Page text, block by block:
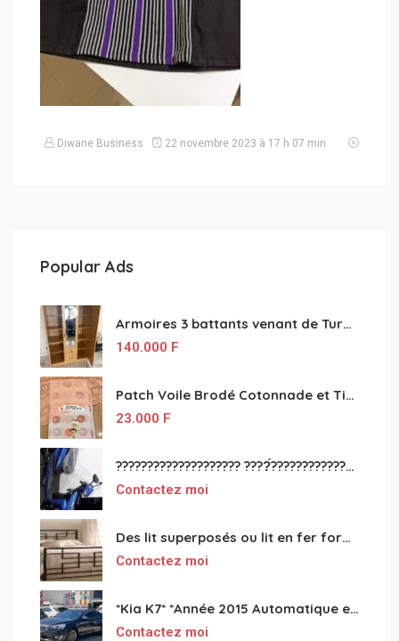
Diwane Business 22 novembre 2023 à 17 h 07 min
Popular Ads
Armoires 3 battants venant de Turquie disponibles
140.000 F
Patch Voile Brodé Cotonnade et Tinu Minu de l’Inde ???????? ????
23.000 F
???????????????????? ????́???????????????????????????????????????? à vendre
Contactez moi
Des lit superposés ou lit en fer forgé grande classes disponible
Contactez moi
*Kia K7* *Année 2015 Automatique essence ⛽️ 4 cylindres 2.0
Contactez moi